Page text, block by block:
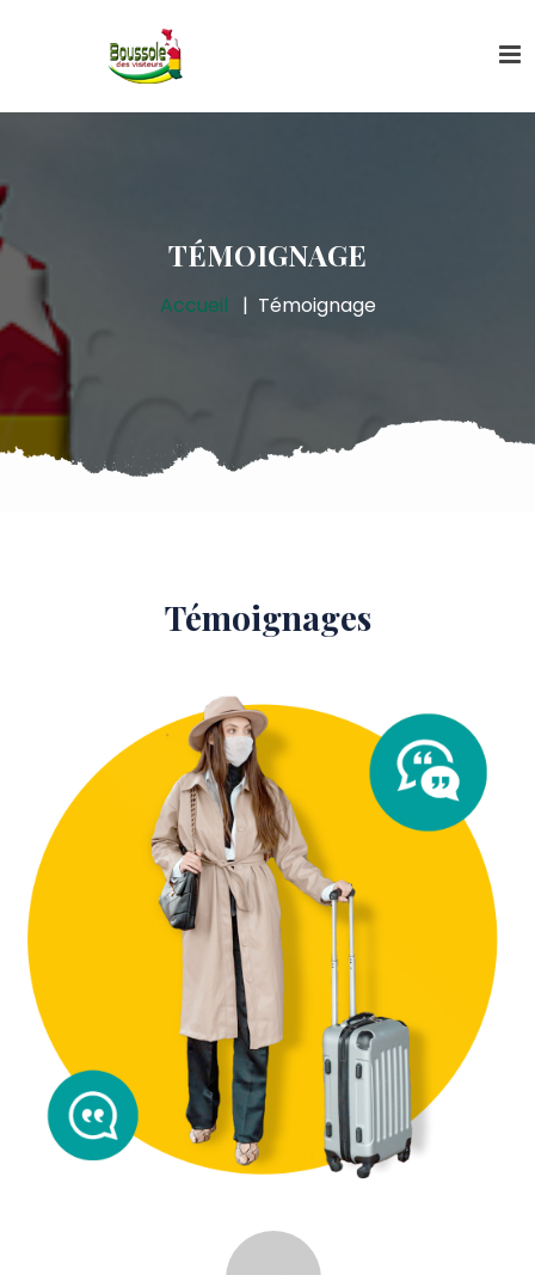
TÉMOIGNAGE
Accueil Témoignage
Témoignages